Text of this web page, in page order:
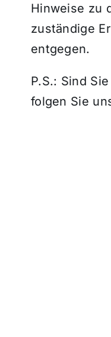
Hinweise zu
zuständige
entgegen.
P.S.: Sind
folgen Sie